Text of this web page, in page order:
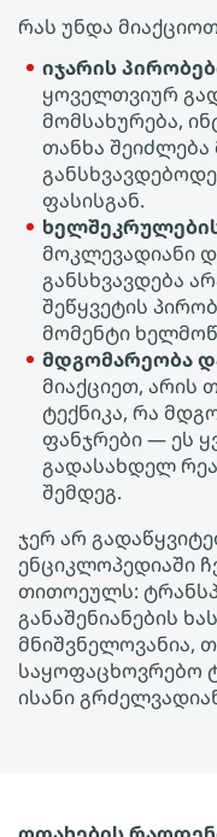
რას უნდა
იჯარის
ყოველთვიურ
მომსახურება,
თანხა
ფასისგან.
მოკლევადიანი
განსხვავდება
შეწყვეტის
მომენტი
მდგომარეობა
მიაქციეთ, არის
ტექნიკა, რა
ფანჯრები — ეს
გადასახდელ
შემდეგ.
ჯერ არ
ენციკლოპედიაში
თითოეულს:
განაშენიანების
მნიშვნელოვანია,
საყოფაცხოვრებო
ისანი